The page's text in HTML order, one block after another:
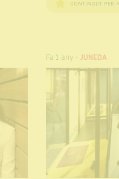
CONTINGUT PER
Fa 1 any-JUNEDA